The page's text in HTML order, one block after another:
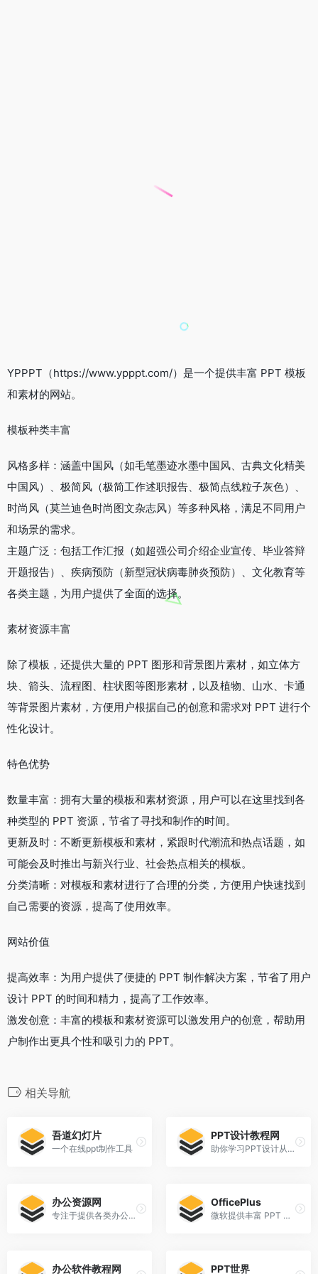
YPPPT（https://www.ypppt.com/）是一个提供丰富 PPT 模板
和素材的网站。
模板种类丰富
风格多样：涵盖中国风（如毛笔墨迹水墨中国风、古典文化精美
中国风）、极简风（极简工作述职报告、极简点线粒子灰色）、
时尚风（莫兰迪色时尚图文杂志风）等多种风格，满足不同用户
和场景的需求。
主题广泛：包括工作汇报（如超强公司介绍企业宣传、毕业答辩
开题报告）、疾病预防（新型冠状病毒肺炎预防）、文化教育等
各类主题，为用户提供了全面的选择。
素材资源丰富
除了模板，还提供大量的 PPT 图形和背景图片素材，如立体方
块、箭头、流程图、柱状图等图形素材，以及植物、山水、卡通
等背景图片素材，方便用户根据自己的创意和需求对 PPT 进行个
性化设计。
特色优势
数量丰富：拥有大量的模板和素材资源，用户可以在这里找到各
种类型的 PPT 资源，节省了寻找和制作的时间。
更新及时：不断更新模板和素材，紧跟时代潮流和热点话题，如
可能会及时推出与新兴行业、社会热点相关的模板。
分类清晰：对模板和素材进行了合理的分类，方便用户快速找到
自己需要的资源，提高了使用效率。
网站价值
提高效率：为用户提供了便捷的 PPT 制作解决方案，节省了用户
设计 PPT 的时间和精力，提高了工作效率。
激发创意：丰富的模板和素材资源可以激发用户的创意，帮助用
户制作出更具个性和吸引力的 PPT。
相关导航
吾道幻灯片
一个在线ppt制作工具
PPT设计教程网
助你学习PPT设计从入门到精通
办公资源网
专注于提供各类办公软件学习资源的综合性在线平台
OfficePlus
微软提供丰富 PPT 模板学习和下载
办公软件教程网 PPT世界